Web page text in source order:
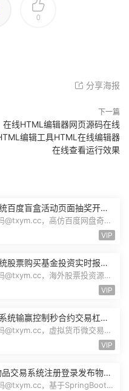
0
分享海报
下一篇
在线HTML编辑器网页源码在线
编辑工具HTML在线编辑器
在线查看运行效果
百度盲盒活动页面抽奖开盒
无限回调源码潮玩V6
@txym.cc，高仿百度网盘奇妙
VIP
股票购买基金投资实时报价
海外股票投资PHP源码
@txym.cc，海外股票投资源
VIP
统输赢控制秒合约交易杠杆
员模式纯英文版源码BitTong
@txym.cc，虚拟货币微交易投
VIP
交易系统注册登录发布物品
文章资讯商家管理源码
@txym.cc，基于SpringBoot的